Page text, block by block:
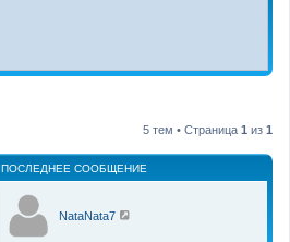
5 тем • Страница 1 из 1
ПОСЛЕДНЕЕ СООБЩЕНИЕ
NataNata7